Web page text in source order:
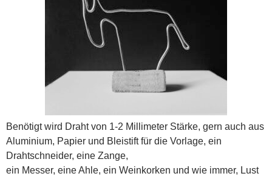
Benötigt wird Draht von 1-2 Millimeter Stärke, gern auch aus
Aluminium, Papier und Bleistift für die Vorlage, ein
Drahtschneider, eine Zange,
ein Messer, eine Ahle, ein Weinkorken und wie immer, Lust